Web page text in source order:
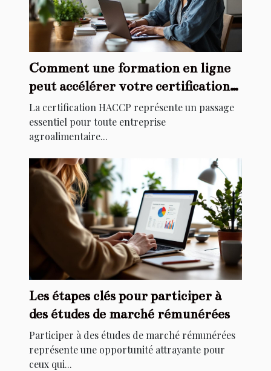
Comment une formation en ligne
peut accélérer votre certification
HACCP ?
La certification HACCP représente un passage
essentiel pour toute entreprise
agroalimentaire...
Les étapes clés pour participer à
des études de marché rémunérées
Participer à des études de marché rémunérées
représente une opportunité attrayante pour
ceux qui...